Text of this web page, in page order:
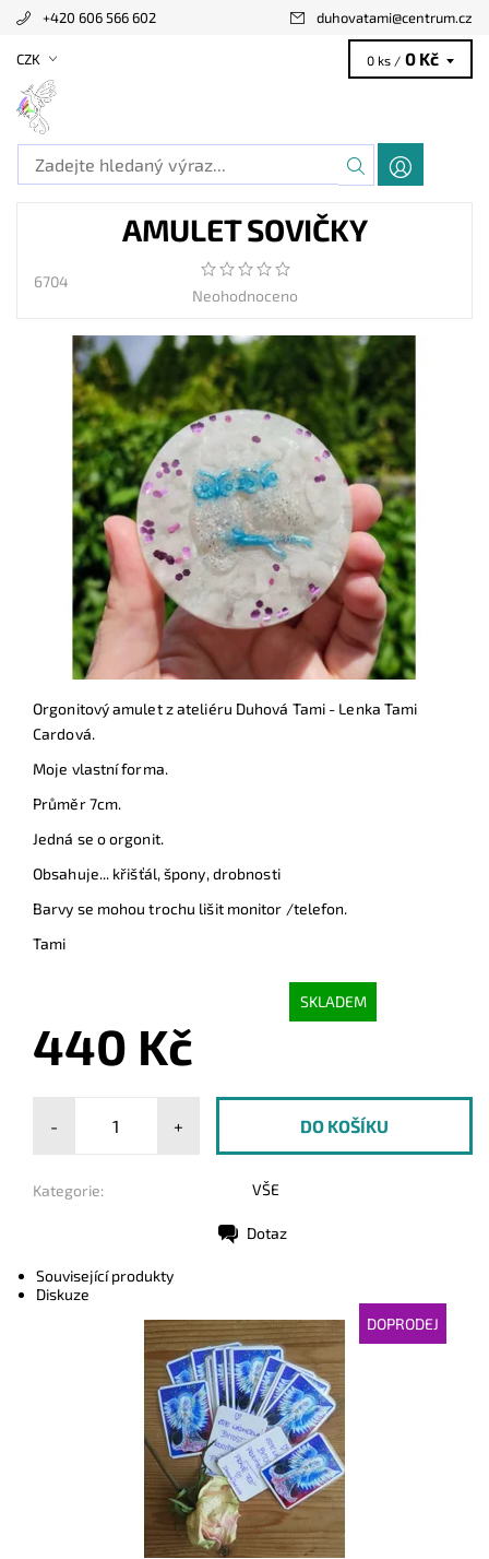
+420 606 566 602 duhovatami@centrum.cz
CZK 0 ks / 0 Kč
AMULET SOVIČKY
6704
Neohodnoceno
Orgonitový amulet z ateliéru Duhová Tami - Lenka Tami
Cardová.
Moje vlastní forma.
Průměr 7cm.
Jedná se o orgonit.
Obsahuje... křišťál, špony, drobnosti
Barvy se mohou trochu lišit monitor /telefon.
Tami
SKLADEM
440 Kč
- +
Kategorie: VŠE
Dotaz
Související produkty
Diskuze
DOPRODEJ
Vyprodáno
3994